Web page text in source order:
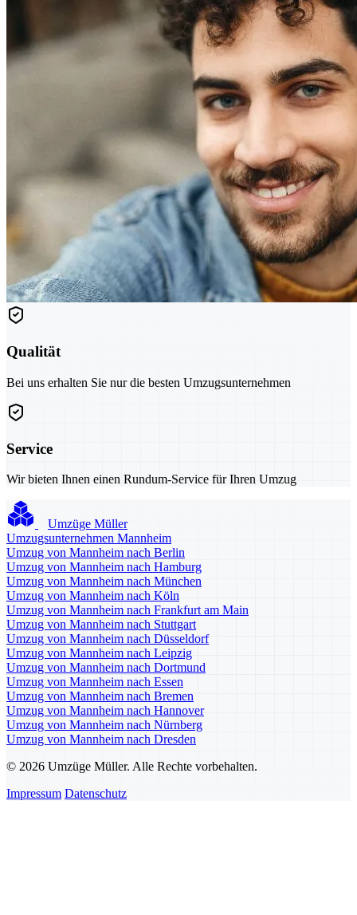
Qualität
Bei uns erhalten Sie nur die besten Umzugsunternehmen
Service
Wir bieten Ihnen einen Rundum-Service für Ihren Umzug
Umzüge Müller
Umzugsunternehmen Mannheim
Umzug von Mannheim nach Berlin
Umzug von Mannheim nach Hamburg
Umzug von Mannheim nach München
Umzug von Mannheim nach Köln
Umzug von Mannheim nach Frankfurt am Main
Umzug von Mannheim nach Stuttgart
Umzug von Mannheim nach Düsseldorf
Umzug von Mannheim nach Leipzig
Umzug von Mannheim nach Dortmund
Umzug von Mannheim nach Essen
Umzug von Mannheim nach Bremen
Umzug von Mannheim nach Hannover
Umzug von Mannheim nach Nürnberg
Umzug von Mannheim nach Dresden
© 2026 Umzüge Müller. Alle Rechte vorbehalten.
Impressum Datenschutz